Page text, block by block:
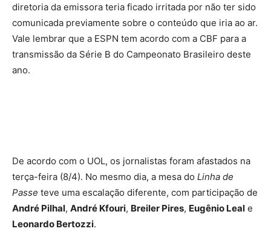
diretoria da emissora teria ficado irritada por não ter sido
comunicada previamente sobre o conteúdo que iria ao ar.
Vale lembrar que a ESPN tem acordo com a CBF para a
transmissão da Série B do Campeonato Brasileiro deste
ano.
De acordo com o UOL, os jornalistas foram afastados na
terça-feira (8/4). No mesmo dia, a mesa do Linha de
Passe teve uma escalação diferente, com participação de
André Pilhal, André Kfouri, Breiler Pires, Eugênio Leal e
Leonardo Bertozzi.